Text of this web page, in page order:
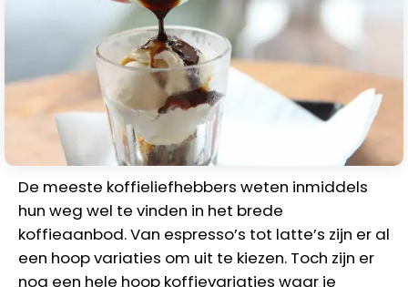
De meeste koffieliefhebbers weten inmiddels
hun weg wel te vinden in het brede
koffieaanbod. Van espresso’s tot latte’s zijn er al
een hoop variaties om uit te kiezen. Toch zijn er
nog een hele hoop koffievariaties waar je